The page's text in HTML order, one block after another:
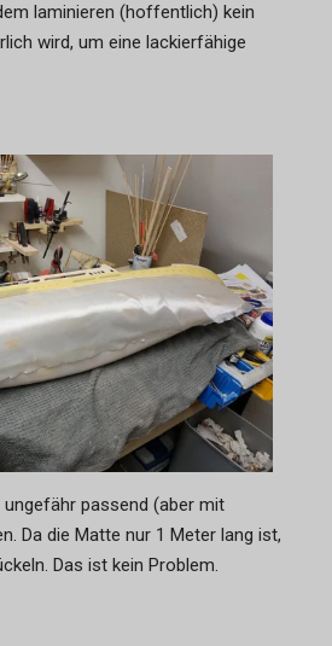
laminieren (hoffentlich) kein
wird, um eine lackierfähige
passend (aber mit
Da die Matte nur 1 Meter lang ist,
Das ist kein Problem.